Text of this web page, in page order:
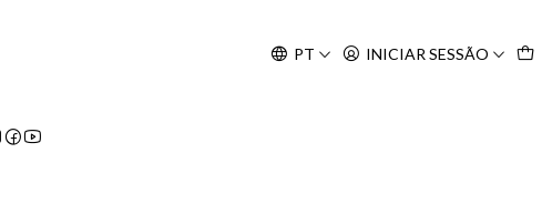
PT INICIAR SESSÃO